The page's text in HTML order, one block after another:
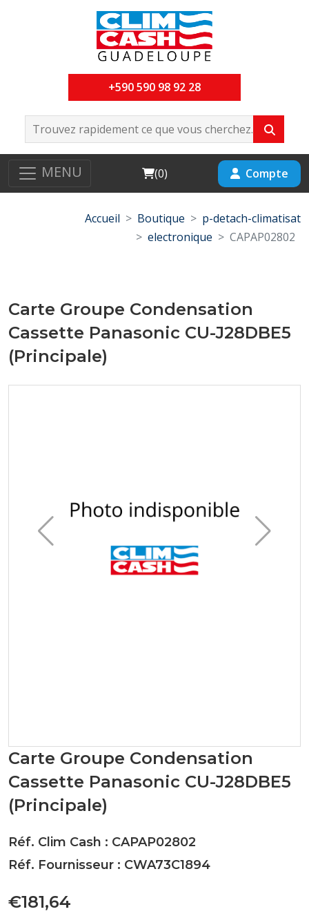
+590 590 98 92 28
MENU Cart
(0) Compte
Accueil Boutique
p-detach-climatisat
electronique
CAPAP02802
Carte Groupe Condensation
Cassette Panasonic CU-J28DBE5
(Principale)
Carte Groupe Condensation
Cassette Panasonic CU-J28DBE5
(Principale)
Réf. Clim Cash : CAPAP02802
Réf. Fournisseur : CWA73C1894
€181,64